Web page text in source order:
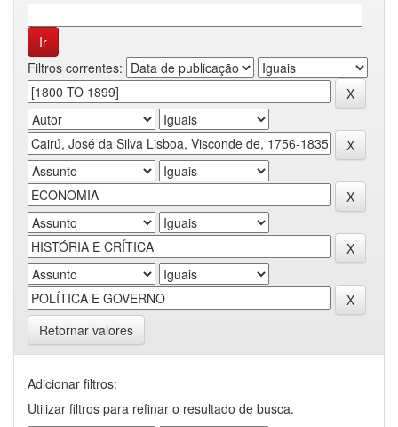
Filtros correntes:
Retornar valores
Adicionar filtros:
Utilizar filtros para refinar o resultado de busca.